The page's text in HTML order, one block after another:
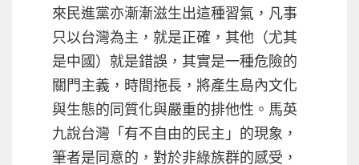
來民進黨亦漸漸滋生出這種習氣，凡事
只以台灣為主，就是正確，其他（尤其
是中國）就是錯誤，其實是一種危險的
關門主義，時間拖長，將產生島內文化
與生態的同質化與嚴重的排他性。馬英
九說台灣「有不自由的民主」的現象，
筆者是同意的，對於非綠族群的感受，